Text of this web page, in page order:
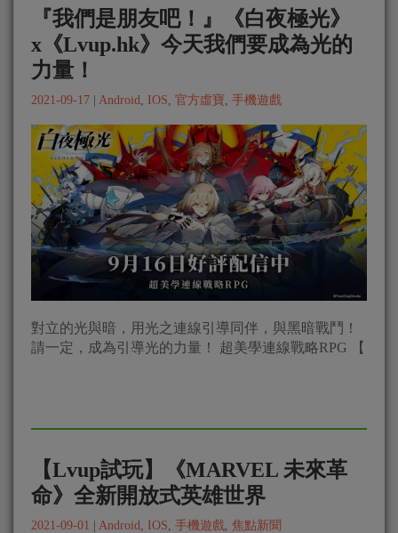
『我們是朋友吧！』《白夜極光》
x《Lvup.hk》今天我們要成為光的
力量！
2021-09-17 Android, IOS, 官方虛寶, 手機遊戲
對立的光與暗，用光之連線引導同伴，與黑暗戰鬥！
請一定，成為引導光的力量！ 超美學連線戰略RPG 【
【Lvup試玩】《MARVEL 未來革
命》全新開放式英雄世界
2021-09-01 Android IOS 手機遊戲 焦點新聞